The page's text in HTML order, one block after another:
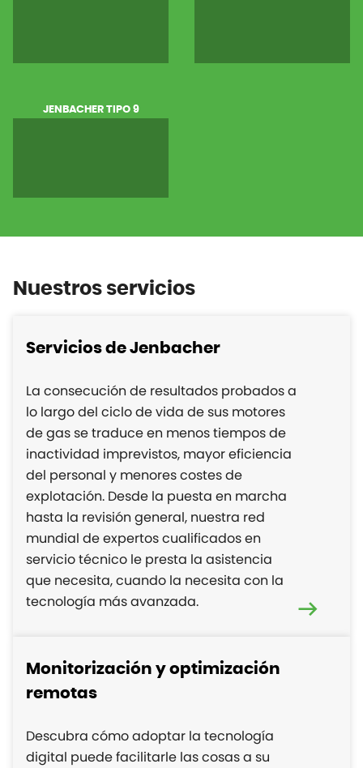
JENBACHER TIPO 9
Nuestros servicios
Servicios de Jenbacher
La consecución de resultados probados a
lo largo del ciclo de vida de sus motores
de gas se traduce en menos tiempos de
inactividad imprevistos, mayor eficiencia
del personal y menores costes de
explotación. Desde la puesta en marcha
hasta la revisión general, nuestra red
mundial de expertos cualificados en
servicio técnico le presta la asistencia
que necesita, cuando la necesita con la
tecnología más avanzada.
Monitorización y optimización
remotas
Descubra cómo adoptar la tecnología
digital puede facilitarle las cosas a su